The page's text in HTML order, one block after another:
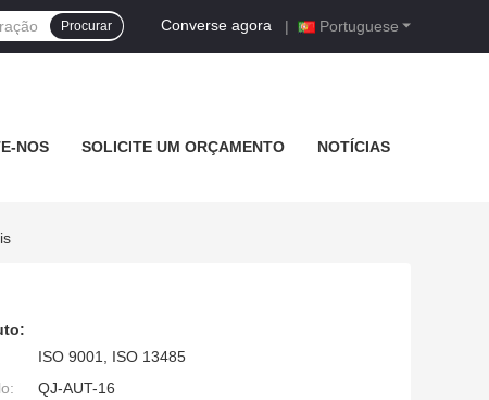
Portuguese
Converse agora |
Procurar
NOS SOLICITE UM ORÇAMENTO NOTÍCIAS
ISO 9001, ISO 13485
QJ-AUT-16